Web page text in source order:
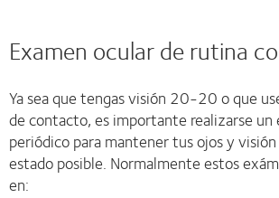
Examen ocular de rutina
Ya sea que tengas visión 20-20 o que
de contacto, es importante realizarse un
periódico para mantener tus ojos y
estado posible. Normalmente estos
en: